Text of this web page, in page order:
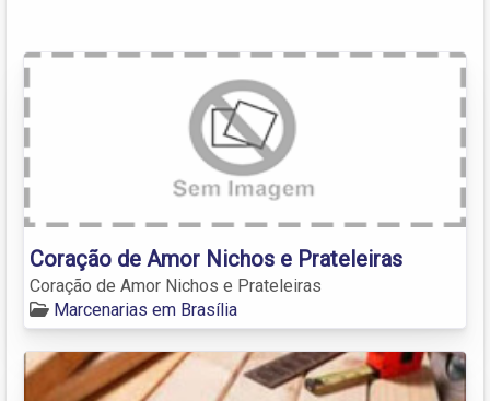
Coração de Amor Nichos e Prateleiras
Coração de Amor Nichos e Prateleiras
Marcenarias em Brasília